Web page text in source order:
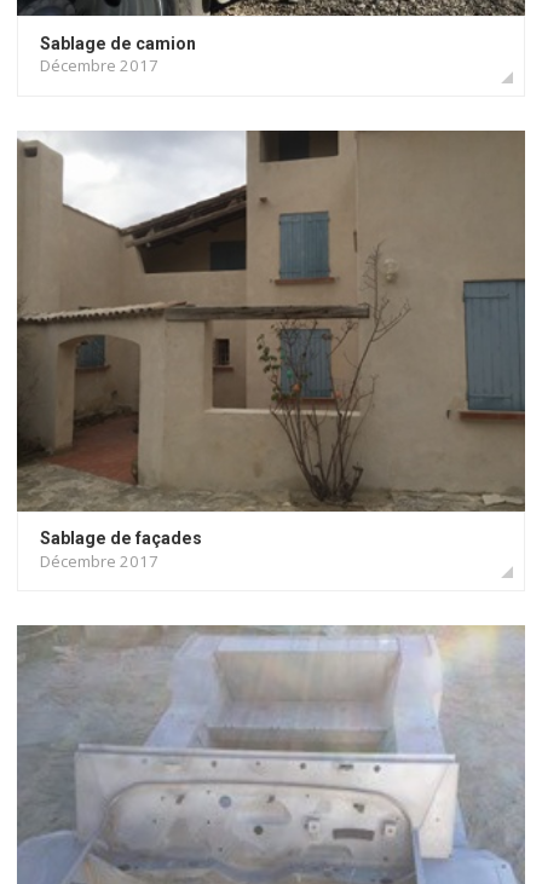
Sablage de camion
Décembre 2017
Sablage de façades
Décembre 2017